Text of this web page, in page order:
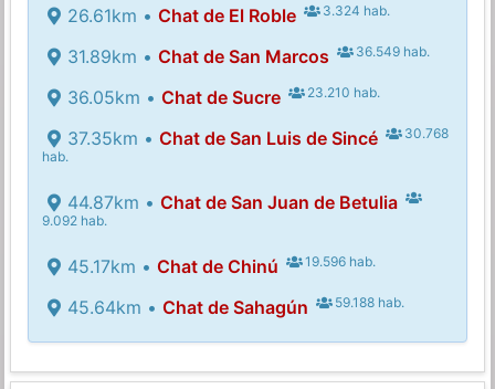
26.61km • Chat de El Roble 3.324 hab.
31.89km • Chat de San Marcos 36.549 hab.
36.05km • Chat de Sucre 23.210 hab.
37.35km • Chat de San Luis de Sincé
30.768
hab.
44.87km • Chat de San Juan de Betulia
9.092 hab.
45.17km • Chat de Chinú 19.596 hab.
45.64km • Chat de Sahagún 59.188 hab.